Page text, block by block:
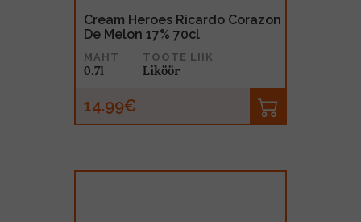
Cream Heroes Ricardo Corazon
De Melon 17% 70cl
MAHT
0.7l
TOOTE LIIK
Liköör
14.99€